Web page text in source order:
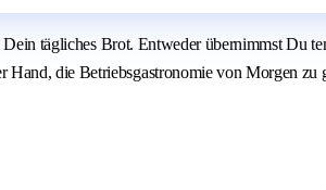
tägliches Brot. Entweder übernimmst Du
die Betriebsgastronomie von Morgen